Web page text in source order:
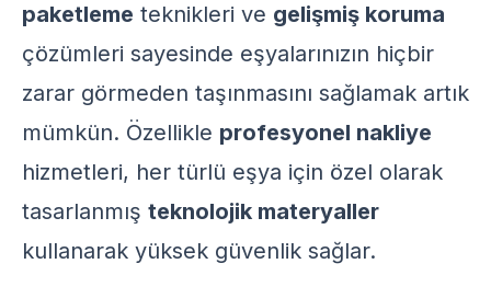
paketleme teknikleri ve gelişmiş koruma
çözümleri sayesinde eşyalarınızın hiçbir
zarar görmeden taşınmasını sağlamak artık
mümkün. Özellikle profesyonel nakliye
hizmetleri, her türlü eşya için özel olarak
tasarlanmış teknolojik materyaller
kullanarak yüksek güvenlik sağlar.